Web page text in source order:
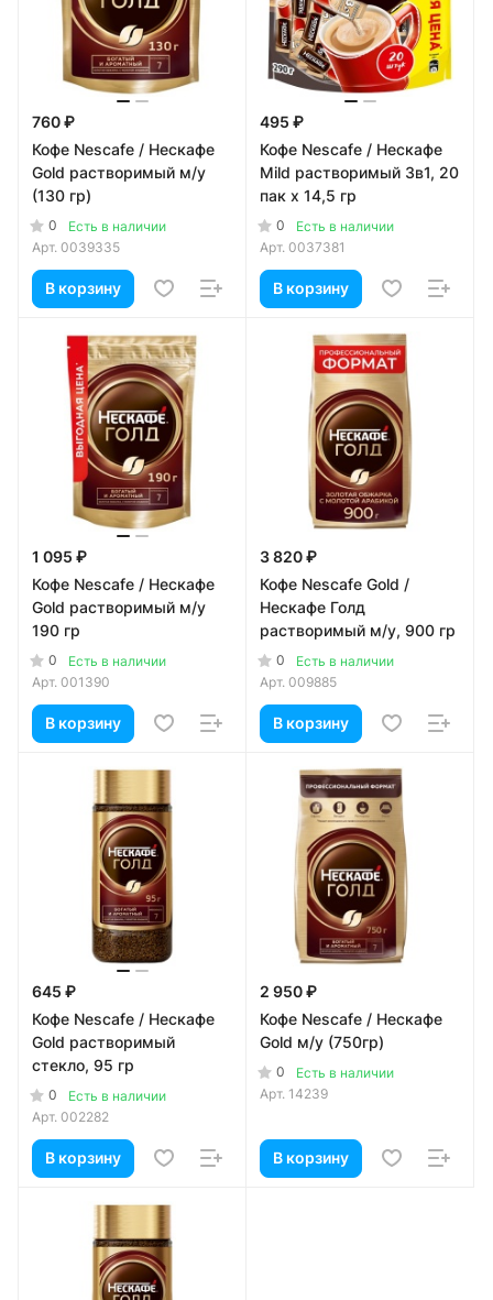
760 ₽
Кофе Nescafe / Нескафе
Gold растворимый м/у
(130 гр)
0
Есть в наличии
Арт. 0039335
В корзину
495 ₽
Кофе Nescafe / Нескафе
Mild растворимый 3в1, 20
пак x 14,5 гр
0
Есть в наличии
Арт. 0037381
В корзину
1 095 ₽
Кофе Nescafe / Нескафе
Gold растворимый м/у
190 гр
0
Есть в наличии
Арт. 001390
В корзину
3 820 ₽
Кофе Nescafe Gold /
Нескафе Голд
растворимый м/у, 900 гр
0
Есть в наличии
Арт. 009885
В корзину
645 ₽
Кофе Nescafe / Нескафе
Gold растворимый
стекло, 95 гр
0
Есть в наличии
Арт. 002282
В корзину
2 950 ₽
Кофе Nescafe / Нескафе
Gold м/у (750гр)
0
Есть в наличии
Арт. 14239
В корзину